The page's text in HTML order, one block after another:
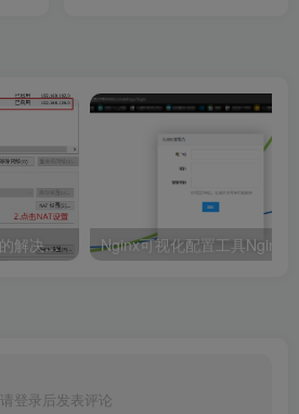
Xshell连接不上虚拟机的解决办法汇总
请登录后发表评论